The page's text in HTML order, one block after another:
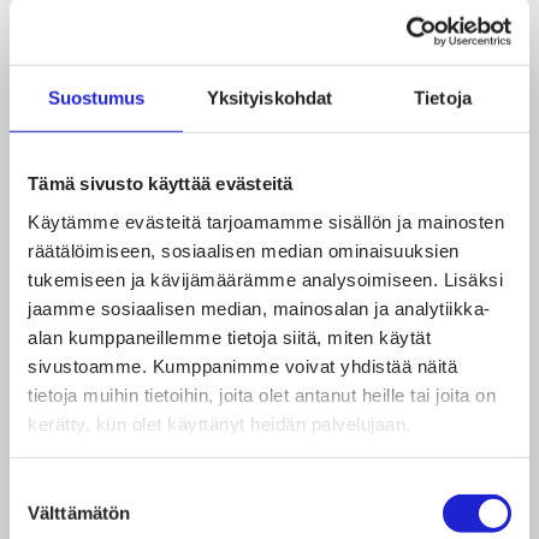
Suostumus Yksityiskohdat Tietoja
Tämä sivusto käyttää evästeitä
Käytämme evästeitä tarjoamamme sisällön ja mainosten
räätälöimiseen, sosiaalisen median ominaisuuksien
tukemiseen ja kävijämäärämme analysoimiseen. Lisäksi
jaamme sosiaalisen median, mainosalan ja analytiikka-
alan kumppaneillemme tietoja siitä, miten käytät
sivustoamme. Kumppanimme voivat yhdistää näitä
tietoja muihin tietoihin, joita olet antanut heille tai joita on
kerätty, kun olet käyttänyt heidän palvelujaan.
valinta
Välttämätön
päähinemallistot, neulepipot sekä lippalakit
Kiinasta. Valmistamme myös kotimaisia pipoja
ompelijamme ompelevat meidän kotimaiset pipot.
Mitä tekstiili- ja vaatealan tuotantoa tai palvelua
yritys tekee?
Olemme ketterä ja luotettava kumppani
brodeeraustuotannoissa, pystymme vastaamaan
kiireellisiin sekä suuriinkin tilauksiin ripeällä
aikataululla. Brodeeraamme omassa